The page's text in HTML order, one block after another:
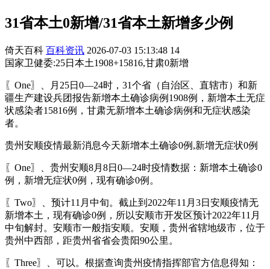
31省本土0新增/31省本土新增多少例
倚天百科 百科资讯 2026-07-03 15:13:48 14
国家卫健委:25日本土1908+15816,甘肃0新增
〖One〗、月25日0—24时，31个省（自治区、直辖市）和新
疆生产建设兵团报告新增本土确诊病例1908例，新增本土无症
状感染者15816例，甘肃无新增本土确诊病例和无症状感染
者。
贵州安顺疫情最新消息今天新增本土确诊0例,新增无症状0例
〖One〗、贵州安顺8月8日0—24时疫情数据：新增本土确诊0
例，新增无症状0例，现有确诊0例。
〖Two〗、预计11月中旬。截止到2022年11月3日安顺疫情无
新增本土，现有确诊0例，所以安顺市开发区预计2022年11月
中旬解封。安顺市一般指安顺。安顺，贵州省辖地级市，位于
贵州中西部，距贵州省省会贵阳90公里。
〖Three〗、可以。根据查询贵州疫情指挥部官方信息得知：